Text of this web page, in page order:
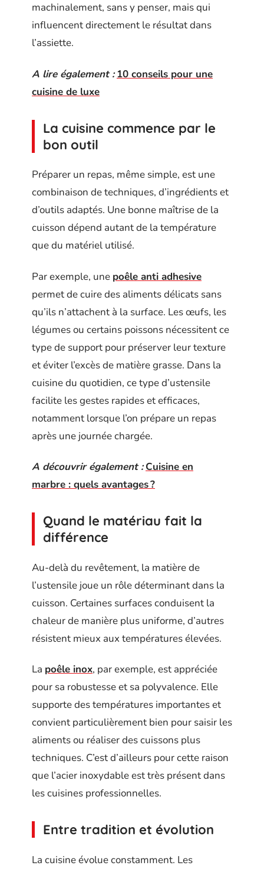
machinalement, sans y penser, mais qui
influencent directement le résultat dans
l’assiette.
A lire également : 10 conseils pour une
cuisine de luxe
La cuisine commence par le
bon outil
Préparer un repas, même simple, est une
combinaison de techniques, d’ingrédients et
d’outils adaptés. Une bonne maîtrise de la
cuisson dépend autant de la température
que du matériel utilisé.
Par exemple, une poêle anti adhesive
permet de cuire des aliments délicats sans
qu’ils n’attachent à la surface. Les œufs, les
légumes ou certains poissons nécessitent ce
type de support pour préserver leur texture
et éviter l’excès de matière grasse. Dans la
cuisine du quotidien, ce type d’ustensile
facilite les gestes rapides et efficaces,
notamment lorsque l’on prépare un repas
après une journée chargée.
A découvrir également : Cuisine en
marbre : quels avantages ?
Quand le matériau fait la
différence
Au-delà du revêtement, la matière de
l’ustensile joue un rôle déterminant dans la
cuisson. Certaines surfaces conduisent la
chaleur de manière plus uniforme, d’autres
résistent mieux aux températures élevées.
La poêle inox, par exemple, est appréciée
pour sa robustesse et sa polyvalence. Elle
supporte des températures importantes et
convient particulièrement bien pour saisir les
aliments ou réaliser des cuissons plus
techniques. C’est d’ailleurs pour cette raison
que l’acier inoxydable est très présent dans
les cuisines professionnelles.
Entre tradition et évolution
La cuisine évolue constamment. Les